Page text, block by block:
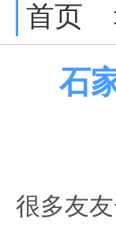
首页
石
很多友